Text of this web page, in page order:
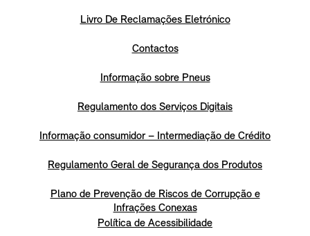
Livro De Reclamações Eletrónico
Contactos
Informação sobre Pneus
Regulamento dos Serviços Digitais
Informação consumidor – Intermediação de Crédito
Regulamento Geral de Segurança dos Produtos
Plano de Prevenção de Riscos de Corrupção e
Infrações Conexas
Política de Acessibilidade